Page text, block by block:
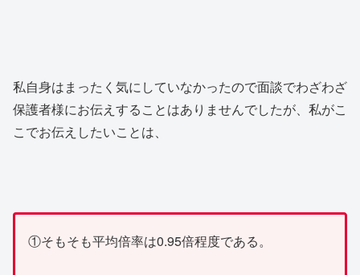
私自身はまったく気にしていなかったので面談でわざわざ
保護者様にお伝えすることはありませんでしたが、私がこ
こでお伝えしたいことは、
①そもそも平均倍率は0.95倍程度である。